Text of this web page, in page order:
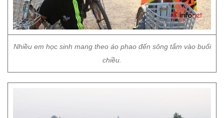
Nhiều em học sinh mang theo áo phao đến sông tắm vào buổi
chiều.